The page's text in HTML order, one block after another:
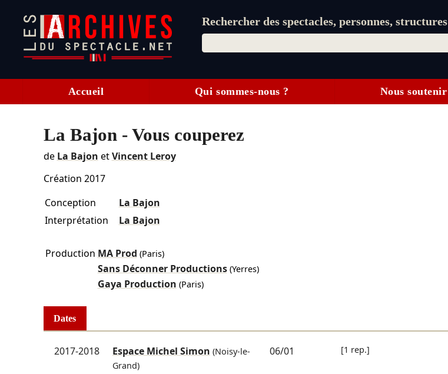
Rechercher des spectacles, personnes, structures
Accueil Qui sommes-nous ? Nous soutenir
La Bajon - Vous couperez
de La Bajon etVincent Leroy
Création 2017
Conception
La Bajon
Interprétation
La Bajon
Production MA Prod (Paris)
Sans Déconner Productions(Yerres)
Gaya Production (Paris)
Dates
2017-2018 Espace Michel Simon (Noisy-le-
Grand)
06/01 [1 rep.]